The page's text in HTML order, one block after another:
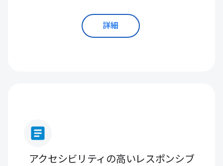
詳細
article
アクセシビリティの高いレスポンシブ